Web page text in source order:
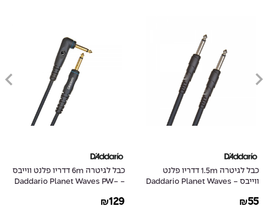
כבל לגיטרה 1.5m דדריו פלנט
ווייבס - Daddario Planet Waves
₪55
כבל לגיטרה 6m דדריו פלנט ווייבס
- Daddario Planet Waves PW-
₪129